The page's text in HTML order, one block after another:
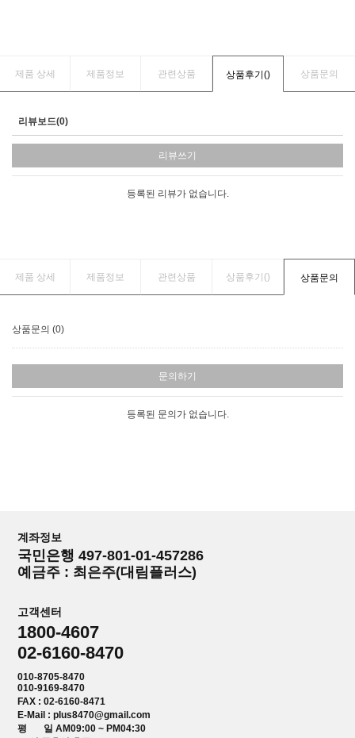
제품 상세 제품정보 관련상품 상품후기() 상품문의
리뷰보드(0)
리뷰쓰기
등록된 리뷰가 없습니다.
제품 상세 제품정보 관련상품 상품후기() 상품문의
상품문의 (0)
문의하기
등록된 문의가 없습니다.
계좌정보
국민은행 497-801-01-457286
예금주 : 최은주(대림플러스)
고객센터
1800-4607
02-6160-8470
010-8705-8470
010-9169-8470
FAX : 02-6160-8471
E-Mail : plus8470@gmail.com
평 일 AM09:00 ~ PM04:30